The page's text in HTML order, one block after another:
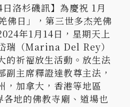
日洛杉磯訊】為慶祝 1月
佛日」，第三世多杰羌佛
年1月14日，星期天上
瑞（Marina Del Rey）
的祈福放生活動。放生法
副主席釋證達教尊主法，
，加拿大，香港等地區
地的佛教寺廟、道場也